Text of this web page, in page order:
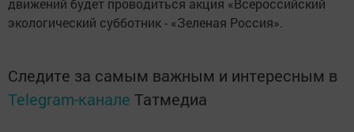
движений будет проводиться акция «Всероссийский
экологический субботник - «Зеленая Россия».
Следите за самым важным и интересным в
Telegram-канале Татмедиа